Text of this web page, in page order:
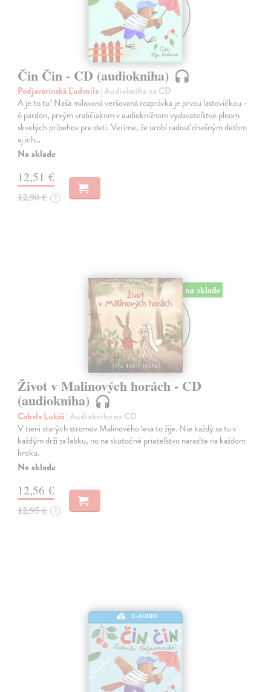
Čin Čin - CD (audiokniha)
Podjavorinská Ľudmila| Audiokniha na CD
A je to tu! Naša milovaná veršovaná rozprávka je prvou lastovičkou –
ó pardon, prvým vrabčiakom v audioknižnom vydavateľstve plnom
skvelých príbehov pre deti. Veríme, že urobí radosť dnešným deťom
aj ich…
Na sklade
12,51 €
12,90 € ?
na sklade
Život v Malinových horách - CD
(audiokniha)
Cabala Lukáš| Audiokniha na CD
V tieni starých stromov Malinového lesa to žije. Nie každý sa tu s
každým drží za labku, no na skutočné priateľstvo narazíte na každom
kroku.
Na sklade
12,56 €
12,95 € ?
E-AUDIO